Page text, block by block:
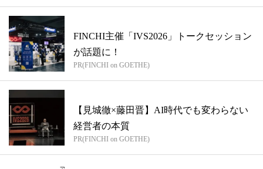
FINCHI主催「IVS2026」トークセッション
が話題に！
PR(FINCHI on GOETHE)
【見城徹×藤田晋】AI時代でも変わらない
経営者の本質
PR(FINCHI on GOETHE)